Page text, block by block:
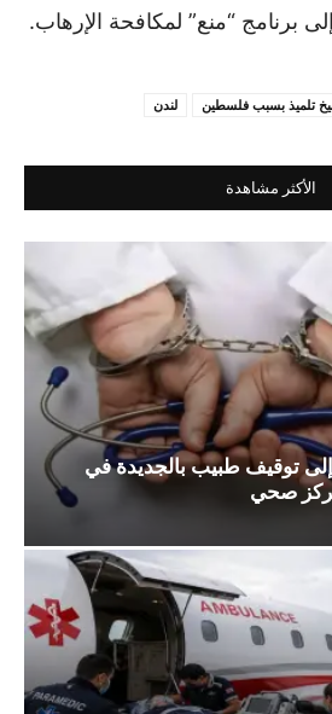
إلى برنامج “منع” لمكافحة الإرهاب.
تلميذ بسبب فلسطين لندن
الأكثر مشاهدة
توقيف طبيب بالجديدة في
صحي